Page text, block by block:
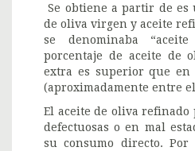
Se obtiene a partir de es
de oliva virgen y aceite
se denominaba
porcentaje de aceite de
extra es superior que en
(aproximadamente entre
El aceite de oliva refinado
defectuosas o en mal
su consumo directo.